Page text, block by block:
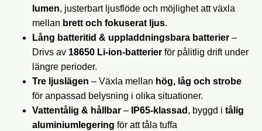
lumen, justerbart ljusflöde och möjlighet att växla
mellan brett och fokuserat ljus.
Lång batteritid & uppladdningsbara batterier –
Drivs av 18650 Li-ion-batterier för pålitlig drift under
längre perioder.
Tre ljuslägen – Växla mellan hög, låg och strobe
för anpassad belysning i olika situationer.
Vattentålig & hållbar – IP65-klassad , byggd i tålig
aluminiumlegering för att tåla tuffa